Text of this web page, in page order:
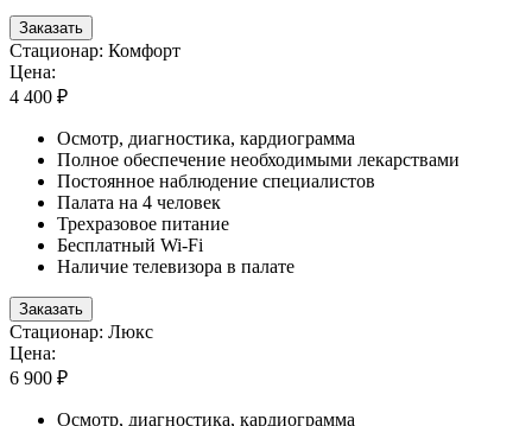
Заказать
Стационар: Комфорт
Цена:
4 400 ₽
Осмотр, диагностика, кардиограмма
Полное обеспечение необходимыми лекарствами
Постоянное наблюдение специалистов
Палата на 4 человек
Трехразовое питание
Бесплатный Wi-Fi
Наличие телевизора в палате
Заказать
Стационар: Люкс
Цена:
6 900 ₽
Осмотр, диагностика, кардиограмма